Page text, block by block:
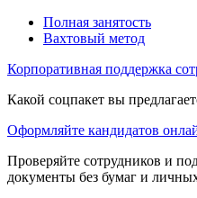
Полная занятость
Вахтовый метод
Корпоративная поддержка
Какой соцпакет вы
Оформляйте кандидатов
Проверяйте сотрудников и
документы без бумаг и